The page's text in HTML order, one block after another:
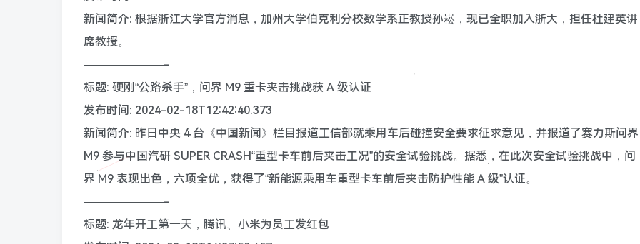
新闻简介: 根据浙江大学官方消息，加州大学伯克利分校数学系正教授孙崧，现已全职加入浙大，担任杜建英讲
席教授。
———————-
标题: 硬刚“公路杀手”，问界 M9 重卡夹击挑战获 A 级认证
发布时间: 2024-02-18T12:42:40.373
新闻简介: 昨日中央 4 台《中国新闻》栏目报道工信部就乘用车后碰撞安全要求征求意见，并报道了赛力斯问界
M9 参与中国汽研 SUPER CRASH“重型卡车前后夹击工况”的安全试验挑战。据悉，在此次安全试验挑战中，问
界 M9 表现出色，六项全优，获得了“新能源乘用车重型卡车前后夹击防护性能 A 级”认证。
———————-
标题: 龙年开工第一天，腾讯、小米为员工发红包